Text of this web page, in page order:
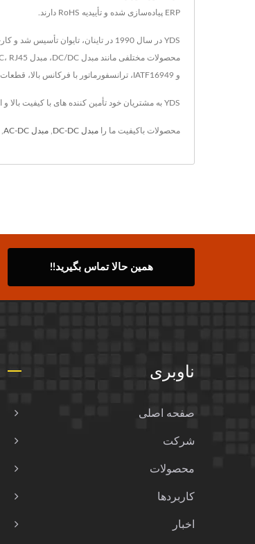
ERP پیاده‌سازی شده و تأییدیه RoHS دارند.
و IATF16949، ترانسفورماتور با فرکانس بالا، قطعات مغناطیسی با آزمایشات معتبر EMC و EMI / EMS / EDS. راه‌حل‌های مبدل قدرت برای پزشکی، راه‌آهن، POE و غیره.
YDS به مشتریان خود تأمین کننده های با کیفیت بالا و اجزای مغناطیسی ارائه می دهد، که هر دو با فناوری پیشرفته و 25 سال تجربه، YDS اطمینان می دهد که نیازهای هر مشتری برآورده می شود.
محصولات باکیفیت ما را مبدل DC-DC مبدل AC-DC
همین حالا تماس بگیرید!!
ناوبری
صفحه اصلی
شرکت
محصولات
کاربردها
اخبار